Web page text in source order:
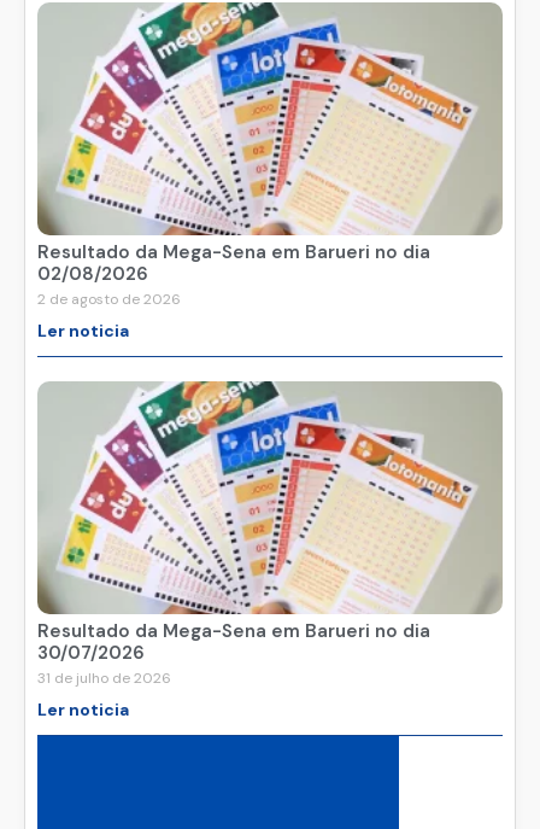
Resultado da Mega-Sena em Barueri no dia
02/08/2026
2 de agosto de 2026
Ler noticia
Resultado da Mega-Sena em Barueri no dia
30/07/2026
31 de julho de 2026
Ler noticia